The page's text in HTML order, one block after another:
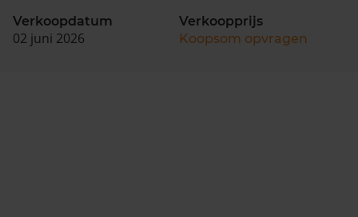
Verkoopdatum
02 juni 2026
Verkoopprijs
Koopsom opvragen